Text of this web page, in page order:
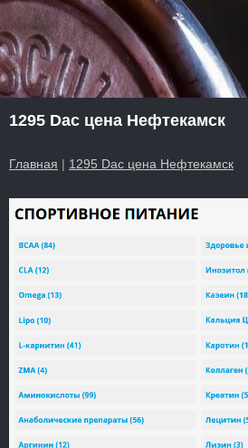
1295 Dac цена Нефтекамск
Главная | 1295 Dac цена Нефтекамск